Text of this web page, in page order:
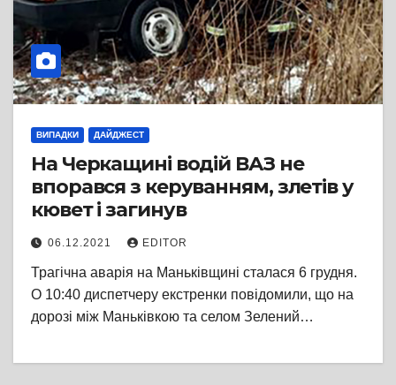
ВИПАДКИ ДАЙДЖЕСТ
На Черкащині водій ВАЗ не
впорався з керуванням, злетів у
кювет і загинув
06.12.2021 EDITOR
Трагічна аварія на Маньківщині сталася 6 грудня.
О 10:40 диспетчеру екстренки повідомили, що на
дорозі між Маньківкою та селом Зелений…